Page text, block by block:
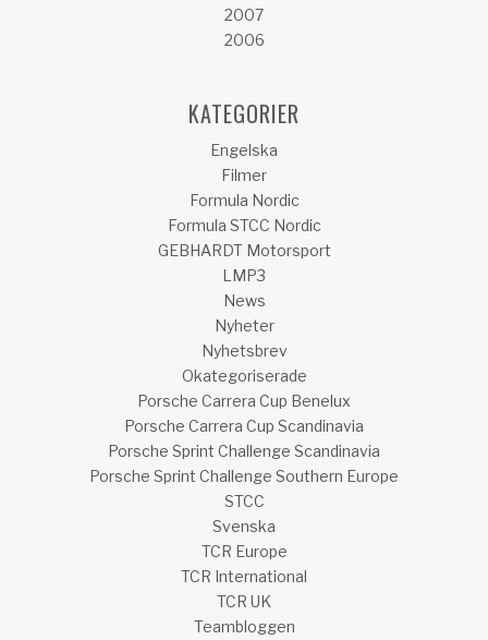
2007
2006
KATEGORIER
Engelska
Filmer
Formula Nordic
Formula STCC Nordic
GEBHARDT Motorsport
LMP3
News
Nyheter
Nyhetsbrev
Okategoriserade
Porsche Carrera Cup Benelux
Porsche Carrera Cup Scandinavia
Porsche Sprint Challenge Scandinavia
Porsche Sprint Challenge Southern Europe
STCC
Svenska
TCR Europe
TCR International
TCR UK
Teambloggen